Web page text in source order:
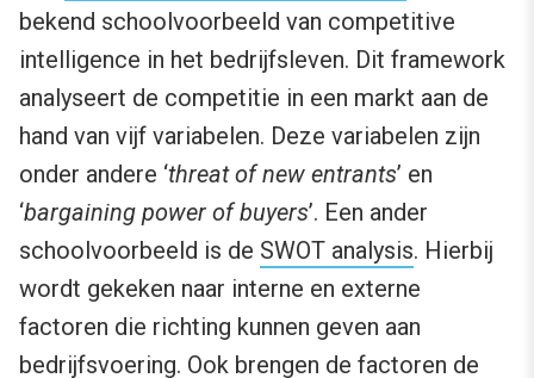
bekend schoolvoorbeeld van competitive
intelligence in het bedrijfsleven. Dit framework
analyseert de competitie in een markt aan de
hand van vijf variabelen. Deze variabelen zijn
onder andere ‘threat of new entrants’ en
‘bargaining power of buyers’. Een ander
schoolvoorbeeld is de SWOT analysis. Hierbij
wordt gekeken naar interne en externe
factoren die richting kunnen geven aan
bedrijfsvoering. Ook brengen de factoren de